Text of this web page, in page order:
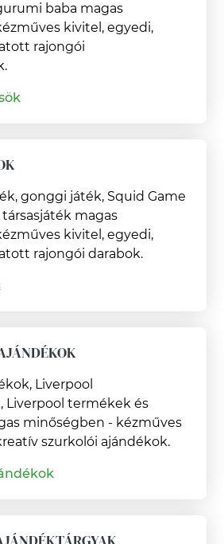
baba magas
kivitel, egyedi,
rajongói
gonggi játék, Squid Game
magas
kivitel, egyedi,
rajongói darabok.
Liverpool
Liverpool termékek és
minőségben - kézműves
szurkolói ajándékok.